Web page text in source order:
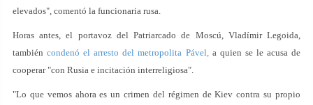
elevados", comentó la funcionaria rusa.
Horas antes, el portavoz del Patriarcado de Moscú, Vladímir Legoida,
también condenó el arresto del metropolita Pável,a quien se le acusa de
cooperar "con Rusia e incitación interreligiosa".
"Lo que vemos ahora es un crimen del régimen de Kiev contra su propio